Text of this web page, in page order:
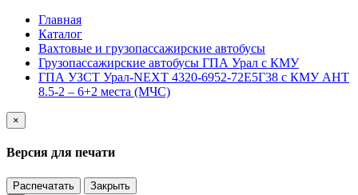
Главная
Каталог
Вахтовые и грузопассажирские автобусы
Грузопассажирские автобусы ГПА Урал с КМУ
ГПА УЗСТ Урал-NEXT 4320-6952-72Е5Г38 с КМУ АНТ
8.5-2 – 6+2 места (МЧС)
×
Версия для печати
Распечатать
Закрыть